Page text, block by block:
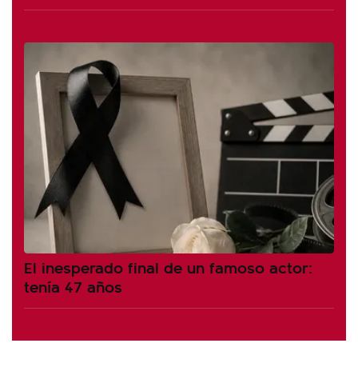
El inesperado final de un famoso actor:
tenía 47 años